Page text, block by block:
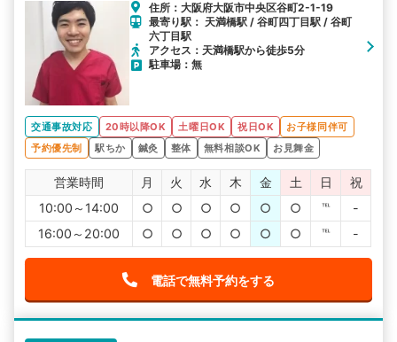
住所：大阪府大阪市中央区谷町2-1-19
最寄り駅： 天満橋駅 / 谷町四丁目駅 / 谷町
六丁目駅
アクセス：天満橋駅から徒歩5分
駐車場：無
交通事故対応 20時以降OK 土曜日OK 祝日OK
お子様同伴可
予約優先制
駅ちか 鍼灸 整体 無料相談OK お見舞金
営業時間 月 火 水 木 金 土 日
祝
10:00～14:00
○ ○ ○ ○ ○ ○ ℡
-
16:00～20:00
○ ○ ○ ○ ○ ○ ℡ -
電話で無料予約をする